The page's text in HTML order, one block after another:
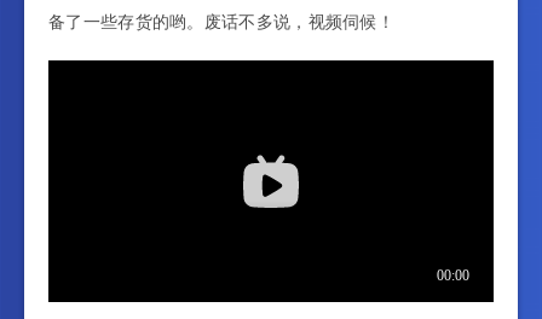
备了一些存货的哟。废话不多说，视频伺候！